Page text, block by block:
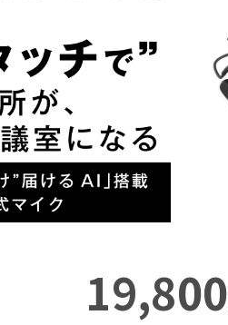
19,800